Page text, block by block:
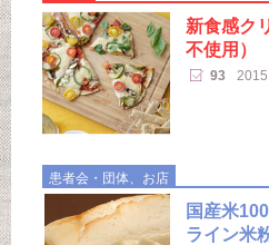
新食感ク
不使用）
93
患者会・団体、お店
国産米
ライン米